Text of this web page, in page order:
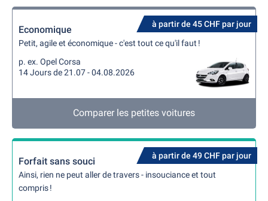
à partir de 45 CHF par jour
Economique
Petit, agile et économique - c'est tout ce qu'il faut !
p. ex. Opel Corsa
14 Jours de 21.07 - 04.08.2026
Comparer les petites voitures
à partir de 49 CHF par jour
Forfait sans souci
Ainsi, rien ne peut aller de travers - insouciance et tout
compris !